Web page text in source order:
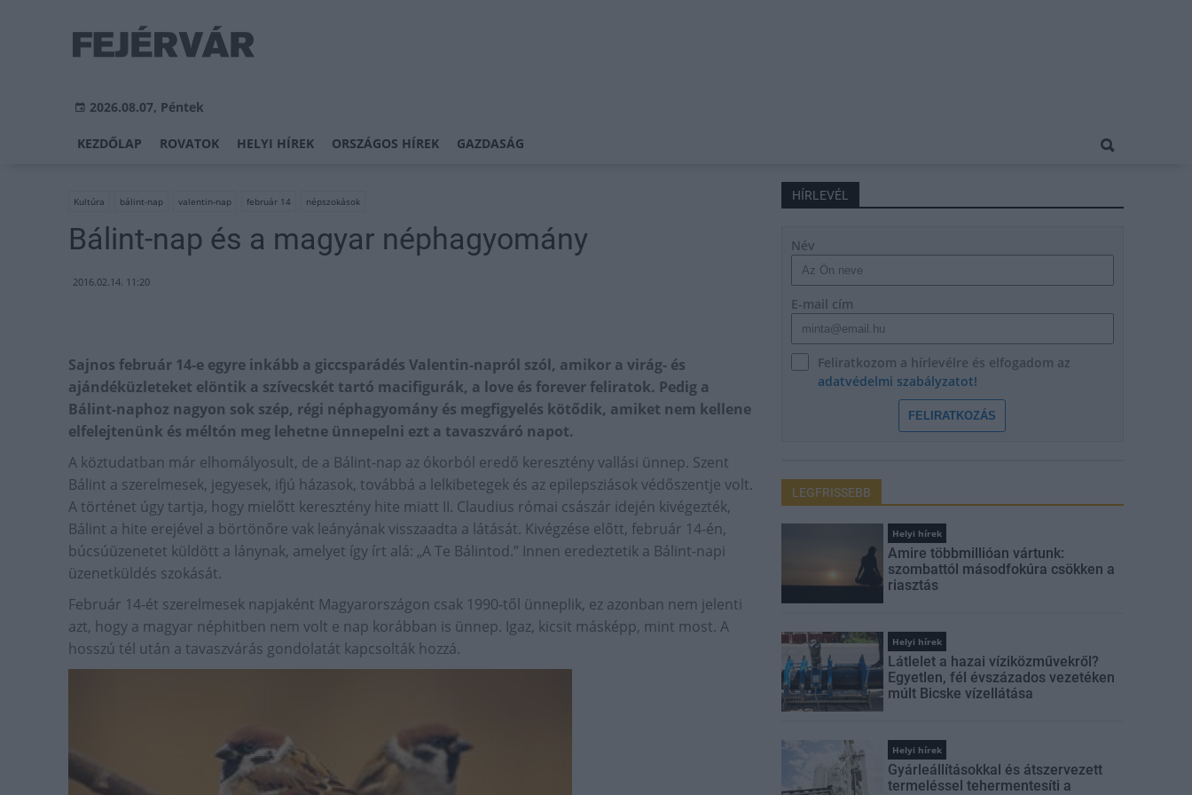
2026.08.07, Péntek
KEZDŐLAP ROVATOK HELYI HÍREK ORSZÁGOS HÍREK GAZDASÁG
Kultúra bálint-nap valentin-nap február 14 népszokások
Bálint-nap és a magyar néphagyomány
2016.02.14. 11:20
Sajnos február 14-e egyre inkább a giccsparádés Valentin-napról szól, amikor a virág- és
ajándéküzleteket elöntik a szívecskét tartó macifigurák, a love és forever feliratok. Pedig a
Bálint-naphoz nagyon sok szép, régi néphagyomány és megfigyelés kötődik, amiket nem kellene
elfelejtenünk és méltón meg lehetne ünnepelni ezt a tavaszváró napot.
A köztudatban már elhomályosult, de a Bálint-nap az ókorból eredő keresztény vallási ünnep. Szent
Bálint a szerelmesek, jegyesek, ifjú házasok, továbbá a lelkibetegek és az epilepsziások védőszentje volt.
A történet úgy tartja, hogy mielőtt keresztény hite miatt II. Claudius római császár idején kivégezték,
Bálint a hite erejével a börtönőre vak leányának visszaadta a látását. Kivégzése előtt, február 14-én,
búcsúüzenetet küldött a lánynak, amelyet így írt alá: „A Te Bálintod.” Innen eredeztetik a Bálint-napi
üzenetküldés szokását.
Február 14-ét szerelmesek napjaként Magyarországon csak 1990-től ünneplik, ez azonban nem jelenti
azt, hogy a magyar néphitben nem volt e nap korábban is ünnep. Igaz, kicsit másképp, mint most. A
hosszú tél után a tavaszvárás gondolatát kapcsolták hozzá.
HÍRLEVÉL
Név
E-mail cím
Feliratkozom a hírlevélre és elfogadom az
adatvédelmi szabályzatot!
FELIRATKOZÁS
LEGFRISSEBB
Helyi hírek
Amire többmillióan vártunk:
szombattól másodfokúra csökken a
riasztás
Helyi hírek
Látlelet a hazai víziközművekről?
Egyetlen, fél évszázados vezetéken
múlt Bicske vízellátása
Helyi hírek
Gyárleállításokkal és átszervezett
termeléssel tehermentesíti a